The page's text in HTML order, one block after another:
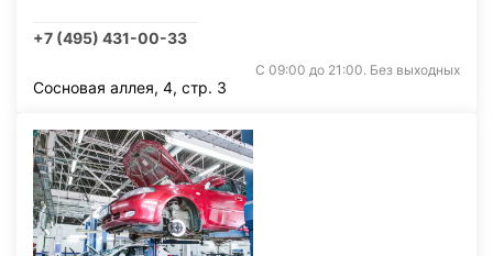
+7 (495) 431-00-33
С 09:00 до 21:00. Без выходных
Сосновая аллея, 4, стр. 3